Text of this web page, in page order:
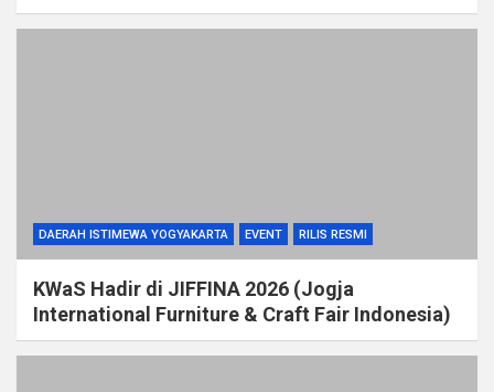
DAERAH ISTIMEWA YOGYAKARTA EVENT RILIS RESMI
KWaS Hadir di JIFFINA 2026 (Jogja
International Furniture & Craft Fair Indonesia)